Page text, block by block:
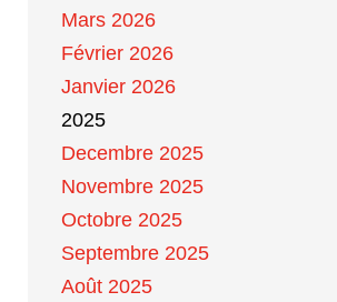
Mars 2026
Février 2026
Janvier 2026
2025
Decembre 2025
Novembre 2025
Octobre 2025
Septembre 2025
Août 2025